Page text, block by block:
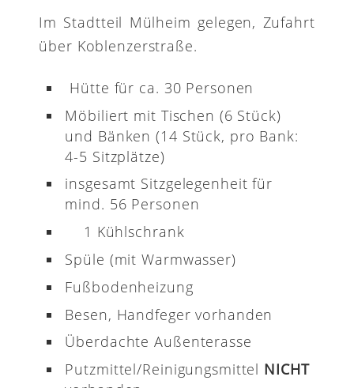
Im Stadtteil Mülheim gelegen, Zufahrt
über Koblenzerstraße.
Hütte für ca. 30 Personen
Möbiliert mit Tischen (6 Stück)
und Bänken (14 Stück, pro Bank:
4-5 Sitzplätze)
insgesamt Sitzgelegenheit für
mind. 56 Personen
1 Kühlschrank
Spüle (mit Warmwasser)
Fußbodenheizung
Besen, Handfeger vorhanden
Überdachte Außenterasse
Putzmittel/Reinigungsmittel NICHT